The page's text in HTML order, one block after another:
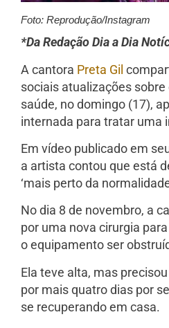
Foto: Reprodução/Instagram
*Da Redação Dia a Dia
A cantora Preta Gil
sociais atualizações sobre
saúde, no domingo (17),
internada para tratar uma
Em vídeo publicado em
a artista contou que está
‘mais perto da
No dia 8 de novembro, a
por uma nova cirurgia
o equipamento ser
Ela teve alta, mas
por mais quatro dias por
se recuperando em casa.